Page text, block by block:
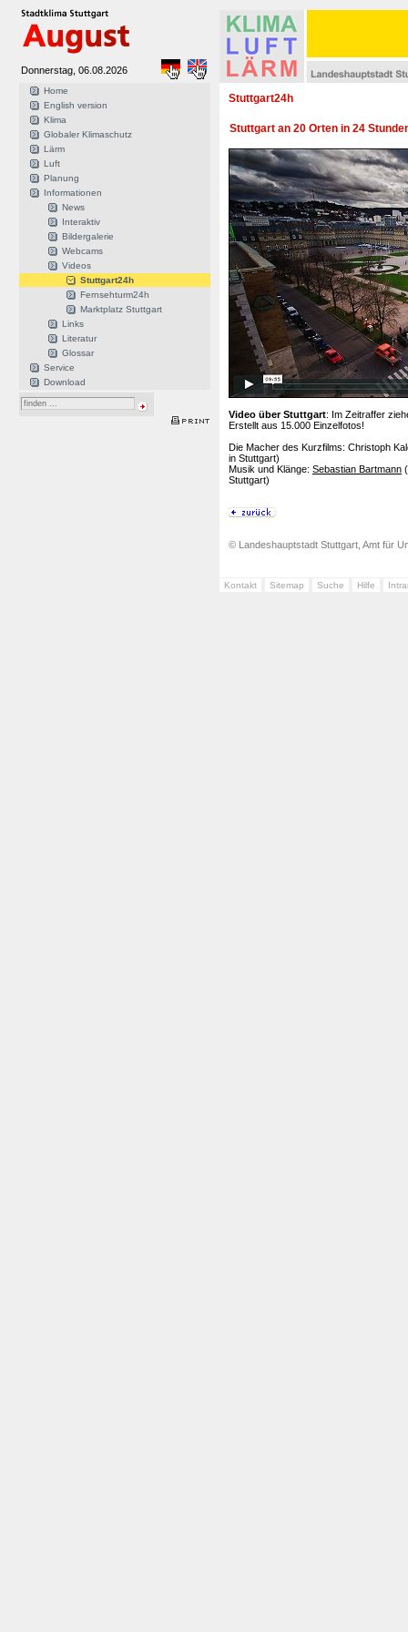
Donnerstag, 06.08.2026
Home
English version
Klima
Globaler Klimaschutz
Lärm
Luft
Planung
Informationen
News
Interaktiv
Bildergalerie
Webcams
Videos
Stuttgart24h
Fernsehturm24h
Marktplatz Stuttgart
Links
Literatur
Glossar
Service
Download
Stuttgart24h
Stuttgart an 20 Orten in 24
Video über Stuttgart: Im Zeitraffer
Erstellt aus 15.000 Einzelfotos!
Die Macher des Kurzfilms: Christoph
in Stuttgart)
Musik und Klänge: Sebastian Bartmann
Stuttgart)
© Landeshauptstadt Stuttgart, Amt für
Kontakt Sitemap Suche Hilfe